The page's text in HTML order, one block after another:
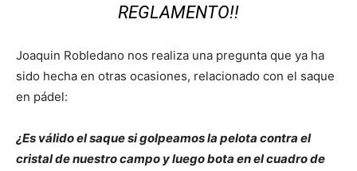
REGLAMENTO!!
Joaquin Robledano nos realiza una pregunta que ya ha
sido hecha en otras ocasiones, relacionado con el saque
en pádel:
¿Es válido el saque si golpeamos la pelota contra el
cristal de nuestro campo y luego bota en el cuadro de